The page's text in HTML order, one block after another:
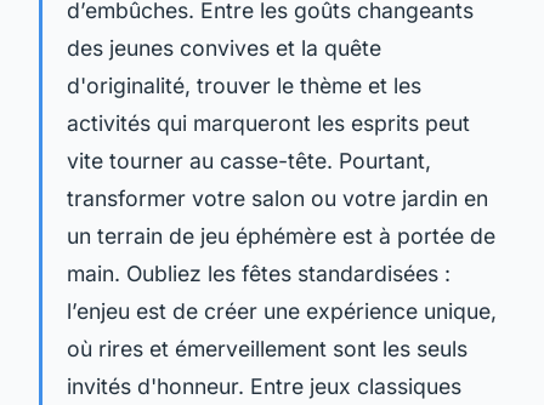
d’embûches. Entre les goûts changeants
des jeunes convives et la quête
d'originalité, trouver le thème et les
activités qui marqueront les esprits peut
vite tourner au casse-tête. Pourtant,
transformer votre salon ou votre jardin en
un terrain de jeu éphémère est à portée de
main. Oubliez les fêtes standardisées :
l’enjeu est de créer une expérience unique,
où rires et émerveillement sont les seuls
invités d'honneur. Entre jeux classiques